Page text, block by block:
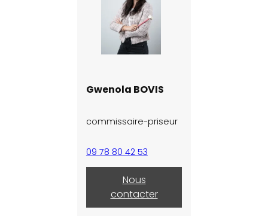
Gwenola BOVIS
commissaire-priseur
09 78 80 42 53
Nous
contacter